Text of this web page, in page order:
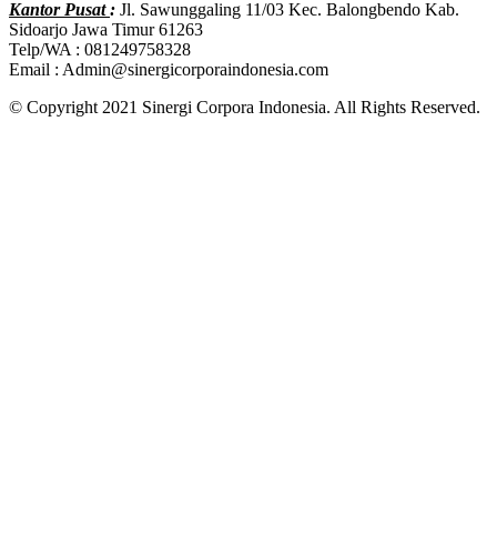
Kantor Pusat: Jl. Sawunggaling 11/03 Kec. Balongbendo Kab.
Sidoarjo Jawa Timur 61263
Telp/WA : 081249758328
Email : Admin@sinergicorporaindonesia.com
© Copyright 2021 Sinergi Corpora Indonesia. All Rights Reserved.